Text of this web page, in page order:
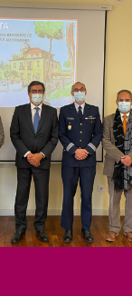
Comunicação
Junte-Se A Nós
Contatos